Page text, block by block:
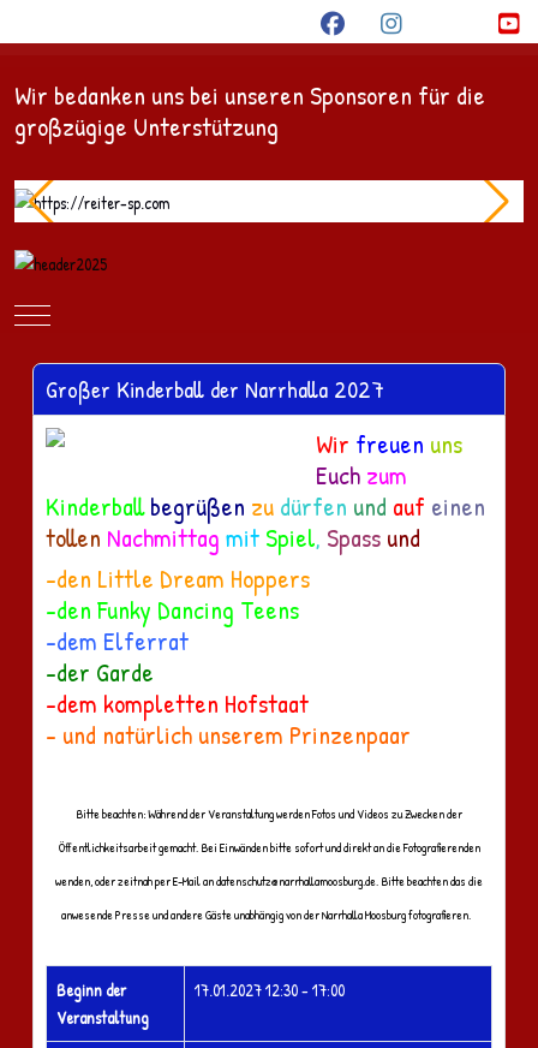
Wir bedanken uns bei unseren Sponsoren für die
großzügige Unterstützung
Mobile Menu Toggle
Großer Kinderball der Narrhalla 2027
Wir freuen uns
Euch zum
Kinderball begrüßen zu dürfen und auf einen
tollen Nachmittag mit Spiel, Spass und
-den Little Dream Hoppers
-den Funky Dancing Teens
-dem Elferrat
-der Garde
-dem kompletten Hofstaat
- und natürlich unserem Prinzenpaar
Bitte beachten: Während der Veranstaltung werden Fotos und Videos zu Zwecken der
Öffentlichkeitsarbeit gemacht. Bei Einwänden bitte sofort und direkt an die Fotografierenden
wenden, oder zeitnah per E-Mail andatenschutz@narrhallamoosburg.de. Bitte beachten das die
anwesende Presse und andere Gäste unabhängig von der Narrhalla Moosburg fotografieren.
Beginn der
Veranstaltung
17.01.202712:30 - 17:00